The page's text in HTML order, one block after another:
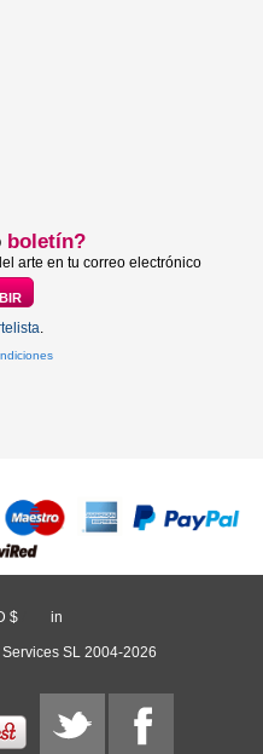
boletín?
arte en tu correo electrónico
.
$ in
SL 2004-2026